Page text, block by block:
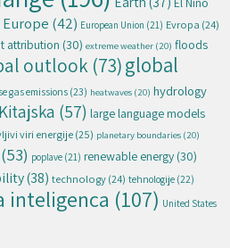
Europe (42) European Union (21) Evropa (24)
attribution (30) extreme weather (20) floods
outlook (73)global
gas emissions (23) heatwaves (20) hydrology
Kitajska (57) large language models
viri energije(25) planetary boundaries (20)
(53) poplave (21) renewable energy (30)
(38) technology(24) tehnologije (22)
inteligenca (107) United States